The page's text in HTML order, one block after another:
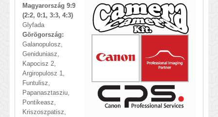
Magyarország 9:9
(2:2, 0:1, 3:3, 4:3)
Glyfada
Görögország:
Galanopulosz,
Geniduniasz,
Kapocisz 2,
Argiropulosz 1,
Funtulisz,
Papanasztasziu,
Pontikeasz,
Kriszoszpatisz,